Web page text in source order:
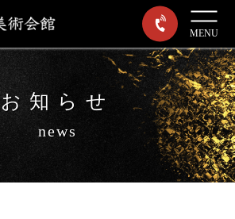
MENU
お知らせ
news